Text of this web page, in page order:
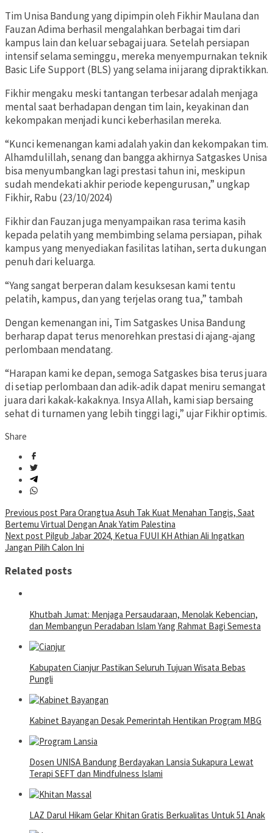
Tim Unisa Bandung yang dipimpin oleh Fikhir Maulana dan
Fauzan Adima berhasil mengalahkan berbagai tim dari
kampus lain dan keluar sebagai juara. Setelah persiapan
intensif selama seminggu, mereka menyempurnakan teknik
Basic Life Support (BLS) yang selama ini jarang dipraktikkan.
Fikhir mengaku meski tantangan terbesar adalah menjaga
mental saat berhadapan dengan tim lain, keyakinan dan
kekompakan menjadi kunci keberhasilan mereka.
“Kunci kemenangan kami adalah yakin dan kekompakan tim.
Alhamdulillah, senang dan bangga akhirnya Satgaskes Unisa
bisa menyumbangkan lagi prestasi tahun ini, meskipun
sudah mendekati akhir periode kepengurusan,” ungkap
Fikhir, Rabu (23/10/2024)
Fikhir dan Fauzan juga menyampaikan rasa terima kasih
kepada pelatih yang membimbing selama persiapan, pihak
kampus yang menyediakan fasilitas latihan, serta dukungan
penuh dari keluarga.
“Yang sangat berperan dalam kesuksesan kami tentu
pelatih, kampus, dan yang terjelas orang tua,” tambah
Dengan kemenangan ini, Tim Satgaskes Unisa Bandung
berharap dapat terus menorehkan prestasi di ajang-ajang
perlombaan mendatang.
“Harapan kami ke depan, semoga Satgaskes bisa terus juara
di setiap perlombaan dan adik-adik dapat meniru semangat
juara dari kakak-kakaknya. Insya Allah, kami siap bersaing
sehat di turnamen yang lebih tinggi lagi,” ujar Fikhir optimis.
Share
Post
navigation
Previous post Para Orangtua Asuh Tak Kuat Menahan Tangis, Saat
Bertemu Virtual Dengan Anak Yatim Palestina
Next post Pilgub Jabar 2024, Ketua FUUI KH Athian Ali Ingatkan
Jangan Pilih Calon Ini
Related posts
Khutbah Jumat: Menjaga Persaudaraan, Menolak Kebencian,
dan Membangun Peradaban Islam Yang Rahmat Bagi Semesta
Kabupaten Cianjur Pastikan Seluruh Tujuan Wisata Bebas
Pungli
Kabinet Bayangan Desak Pemerintah Hentikan Program MBG
Dosen UNISA Bandung Berdayakan Lansia Sukapura Lewat
Terapi SEFT dan Mindfulness Islami
LAZ Darul Hikam Gelar Khitan Gratis Berkualitas Untuk 51 Anak